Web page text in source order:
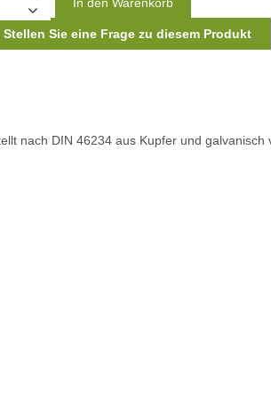
Stellen Sie eine Frage zu diesem Produkt
nach DIN 46234 aus Kupfer und galvanisch